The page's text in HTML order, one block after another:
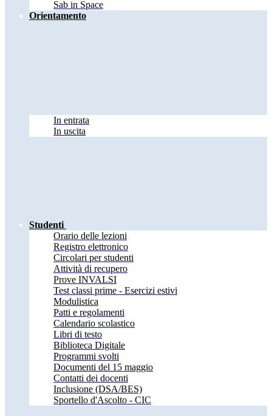
Sab in Space
Orientamento
In entrata
In uscita
Studenti
Orario delle lezioni
Registro elettronico
Circolari per studenti
Attività di recupero
Prove INVALSI
Test classi prime - Esercizi estivi
Modulistica
Patti e regolamenti
Calendario scolastico
Libri di testo
Biblioteca Digitale
Programmi svolti
Documenti del 15 maggio
Contatti dei docenti
Inclusione (DSA/BES)
Sportello d'Ascolto - CIC